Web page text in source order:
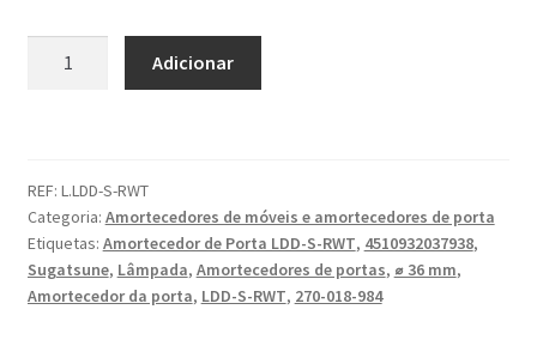
LDD-
S-
RWT,
de
Adicionar
REF: L.LDD-S-RWT
Categoria: Amortecedores de móveis e amortecedores de porta
Etiquetas: Amortecedor de Porta LDD-S-RWT, 4510932037938,
Sugatsune, Lâmpada, Amortecedores de portas, ⌀ 36 mm,
Amortecedor da porta, LDD-S-RWT, 270-018-984